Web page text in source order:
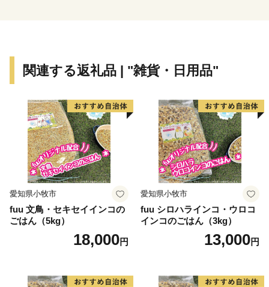
関連する返礼品 | "雑貨・日用品"
愛知県小牧市
fuu 文鳥・セキセイインコの
ごはん（5kg）
18,000円
愛知県小牧市
fuu シロハラインコ・ウロコ
インコのごはん（3kg）
13,000円